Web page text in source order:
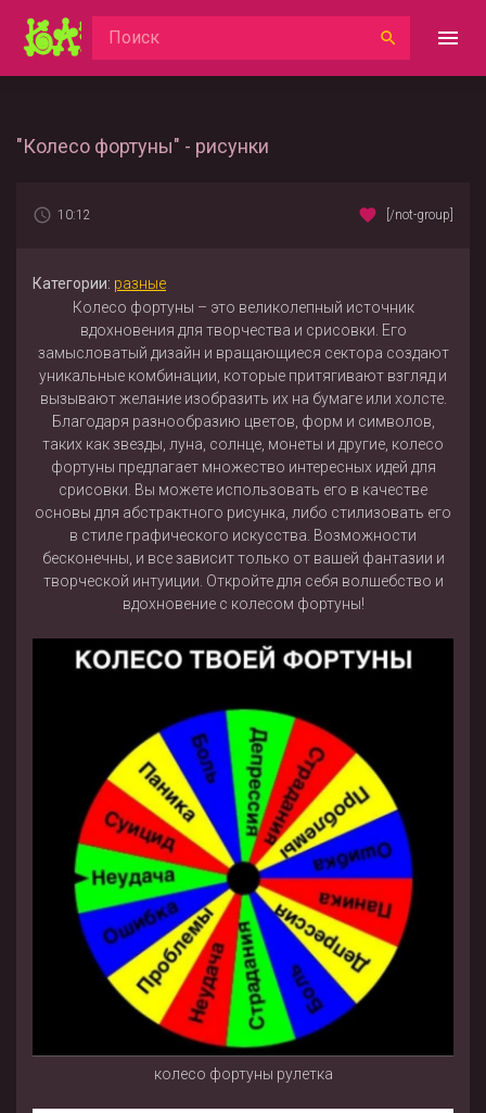
"Колесо фортуны" - рисунки
10:12 [/not-group]
Категории: разные
Колесо фортуны – это великолепный источник
вдохновения для творчества и срисовки. Его
замысловатый дизайн и вращающиеся сектора создают
уникальные комбинации, которые притягивают взгляд и
вызывают желание изобразить их на бумаге или холсте.
Благодаря разнообразию цветов, форм и символов,
таких как звезды, луна, солнце, монеты и другие, колесо
фортуны предлагает множество интересных идей для
срисовки. Вы можете использовать его в качестве
основы для абстрактного рисунка, либо стилизовать его
в стиле графического искусства. Возможности
бесконечны, и все зависит только от вашей фантазии и
творческой интуиции. Откройте для себя волшебство и
вдохновение с колесом фортуны!
колесо фортуны рулетка